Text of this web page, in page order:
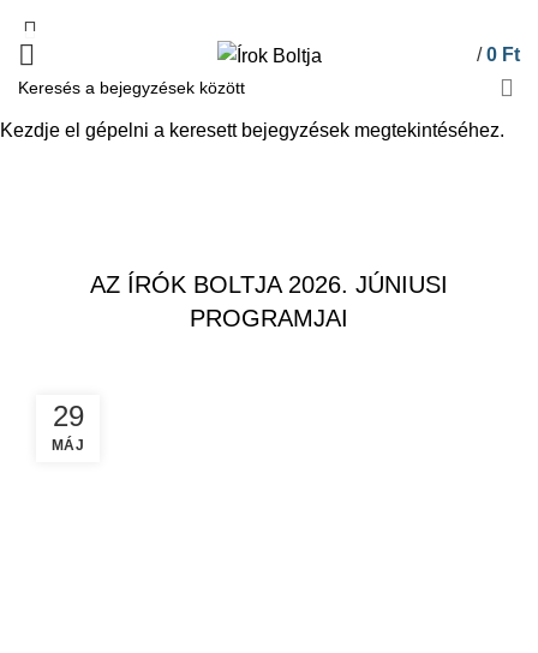
/ 0 Ft
Hírek
AZ ÍRÓK BOLTJA 2026. JÚNIUSI
PROGRAMJAI
29
MÁJ
Kezdje el gépelni a keresett bejegyzések megtekintéséhez.